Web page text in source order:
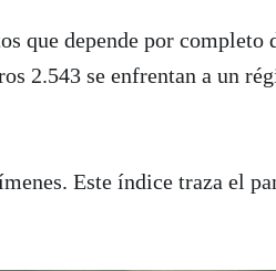
que depende por completo
2.543 se enfrentan a un
Este índice traza el